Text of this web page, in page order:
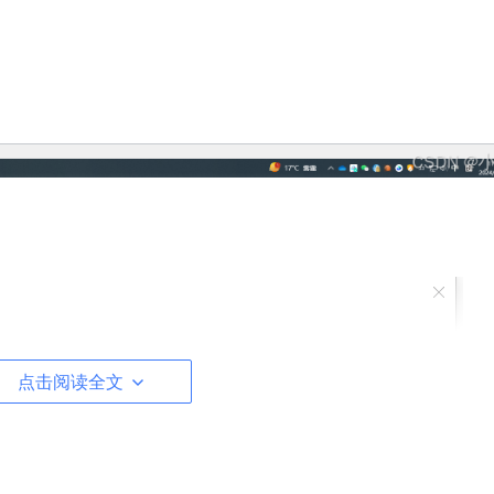
点击阅读全文